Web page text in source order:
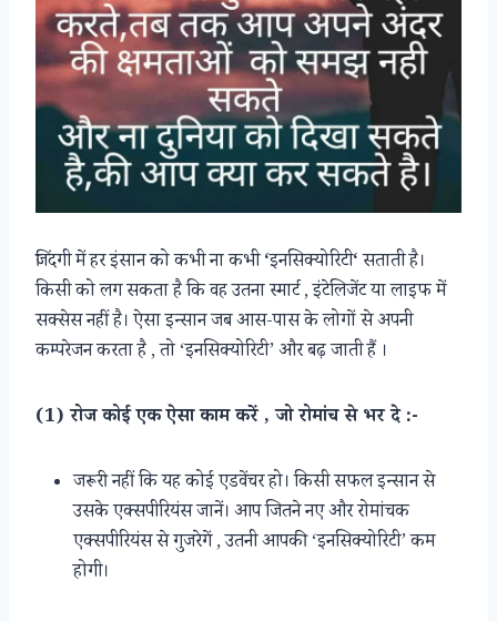
जिंदगी में हर इंसान को कभी ना कभी‘इनसिक्योरिटी‘सताती है।
किसी को लग सकता है कि वह उतना स्मार्ट , इंटेलिजेंट या लाइफ में
सक्सेस नहीं है। ऐसा इन्सान जब आस-पास के लोगों से अपनी
कम्परेजन करता है , तो ‘इनसिक्योरिटी’ और बढ़ जाती हैं ।
(1) रोज कोई एक ऐसा काम करें , जो रोमांच से भर दे :-
जरूरी नहीं कि यह कोई एडवेंचर हो। किसी सफल इन्सान से
उसके एक्सपीरियंस जानें। आप जितने नए और रोमांचक
एक्सपीरियंस से गुजरेगें , उतनी आपकी ‘इनसिक्योरिटी’ कम
होगी।